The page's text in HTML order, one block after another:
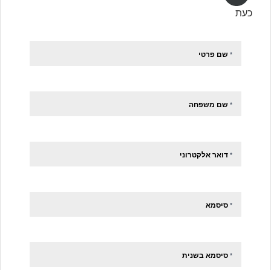
כעת
* שם פרטי
* שם משפחה
* דואר אלקטרוני
* סיסמא
* סיסמא בשנית